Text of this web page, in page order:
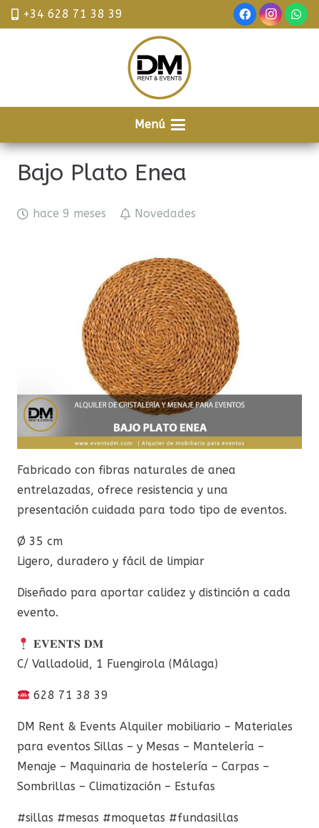
+34 628 71 38 39
Menú
Bajo Plato Enea
hace 9 meses Novedades
Fabricado con fibras naturales de anea
entrelazadas, ofrece resistencia y una
presentación cuidada para todo tipo de eventos.
Ø 35 cm
Ligero, duradero y fácil de limpiar
Diseñado para aportar calidez y distinción a cada
evento.
𝐄𝐕𝐄𝐍𝐓𝐒 𝐃𝐌
C/ Valladolid, 1 Fuengirola (Málaga)
628 71 38 39
DM Rent & Events Alquiler mobiliario – Materiales
para eventos Sillas – y Mesas – Mantelería –
Menaje – Maquinaria de hostelería – Carpas –
Sombrillas – Climatización – Estufas
#sillas #mesas #moquetas #fundasillas